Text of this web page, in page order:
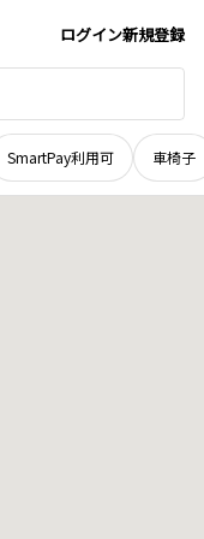
ログイン新規登録
SmartPay利用可 車椅子